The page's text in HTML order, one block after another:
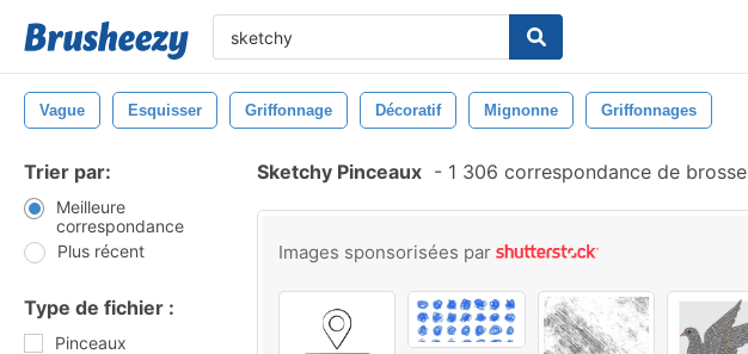
Vague Esquisser Griffonnage Décoratif Mignonne Griffonnages
Trier par:
Meilleure
correspondance
Plus récent
Type de fichier :
Pinceaux
Sketchy Pinceaux - 1 306 correspondance de brosse
Images sponsorisées par